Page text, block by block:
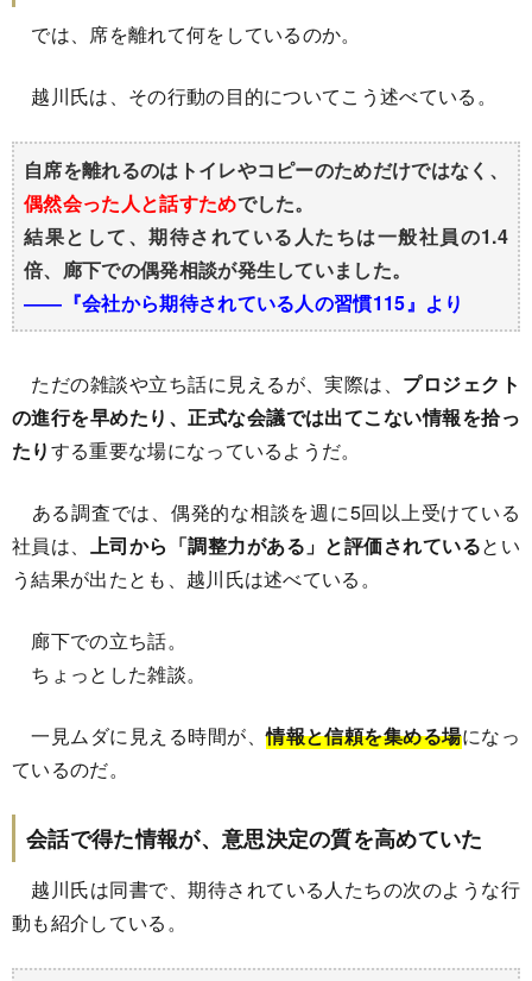
では、席を離れて何をしているのか。
越川氏は、その行動の目的についてこう述べている。
自席を離れるのはトイレやコピーのためだけではなく、
偶然会った人と話すためでした。
結果として、期待されている人たちは一般社員の1.4
倍、廊下での偶発相談が発生していました。
――『会社から期待されている人の習慣115』より
ただの雑談や立ち話に見えるが、実際は、 プロジェクト
の進行を早めたり、正式な会議では出てこない情報を拾っ
たりする重要な場になっているようだ。
ある調査では、偶発的な相談を週に5回以上受けている
社員は、 上司から「調整力がある」と評価されているとい
う結果が出たとも、越川氏は述べている。
廊下での立ち話。
ちょっとした雑談。
一見ムダに見える時間が、情報と信頼を集める場になっ
ているのだ。
会話で得た情報が、意思決定の質を高めていた
越川氏は同書で、期待されている人たちの次のような行
動も紹介している。